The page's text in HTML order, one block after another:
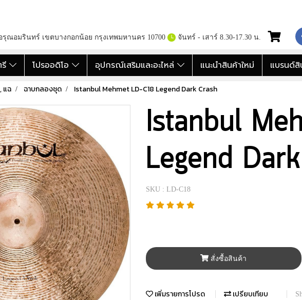
ณอมรินทร์ เขตบางกอกน้อย กรุงเทพมหานคร 10700 จันทร์ - เสาร์ 8.30-17.30 น.
รี โปรออดิโอ อุปกรณ์เสริมและอะไหล่ แนะนำสินค้าใหม่ แบรนด์
แฉ ฉาบกลองชุด Istanbul Mehmet LD-C18 Legend Dark Crash
Istanbul
Legend
SKU : LD-C18
สั่งซื้อสินค้า
เพิ่มรายการโปรด เปรียบเทียบ